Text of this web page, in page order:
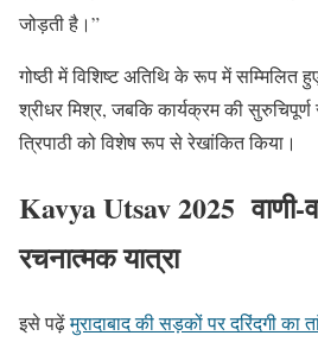
जोड़ती है।”
गोष्ठी में विशिष्ट अतिथि के रूप में
श्रीधर मिश्र, जबकि कार्यक्रम की
त्रिपाठी को विशेष रूप से रेखांकित किया।
Kavya Utsav 2025 वाणी-
रचनात्मक यात्रा
इसे पढ़ेंमुरादाबाद की सड़कों पर दरिंदगी का